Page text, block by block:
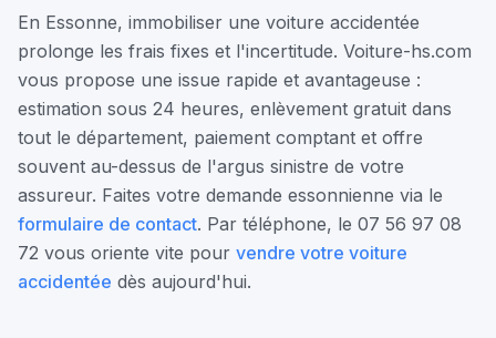
En Essonne, immobiliser une voiture accidentée
prolonge les frais fixes et l'incertitude. Voiture-hs.com
vous propose une issue rapide et avantageuse :
estimation sous 24 heures, enlèvement gratuit dans
tout le département, paiement comptant et offre
souvent au-dessus de l'argus sinistre de votre
assureur. Faites votre demande essonnienne via le
formulaire de contact. Par téléphone, le 07 56 97 08
72 vous oriente vite pour vendre votre voiture
accidentée dès aujourd'hui.